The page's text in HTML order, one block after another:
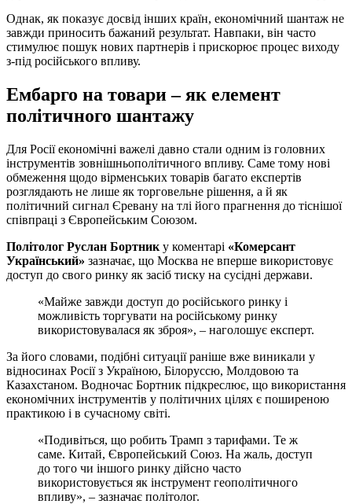
Однак, як показує досвід інших країн, економічний шантаж не
завжди приносить бажаний результат. Навпаки, він часто
стимулює пошук нових партнерів і прискорює процес виходу
з-під російського впливу.
Ембарго на товари – як елемент
політичного шантажу
Для Росії економічні важелі давно стали одним із головних
інструментів зовнішньополітичного впливу. Саме тому нові
обмеження щодо вірменських товарів багато експертів
розглядають не лише як торговельне рішення, а й як
політичний сигнал Єревану на тлі його прагнення до тіснішої
співпраці з Європейським Союзом.
Політолог Руслан Бортник у коментарі «Комерсант
Український» зазначає, що Москва не вперше використовує
доступ до свого ринку як засіб тиску на сусідні держави.
«Майже завжди доступ до російського ринку і
можливість торгувати на російському ринку
використовувалася як зброя», – наголошує експерт.
За його словами, подібні ситуації раніше вже виникали у
відносинах Росії з Україною, Білоруссю, Молдовою та
Казахстаном. Водночас Бортник підкреслює, що використання
економічних інструментів у політичних цілях є поширеною
практикою і в сучасному світі.
«Подивіться, що робить Трамп з тарифами. Те ж
саме. Китай, Європейський Союз. На жаль, доступ
до того чи іншого ринку дійсно часто
використовується як інструмент геополітичного
впливу», – зазначає політолог.